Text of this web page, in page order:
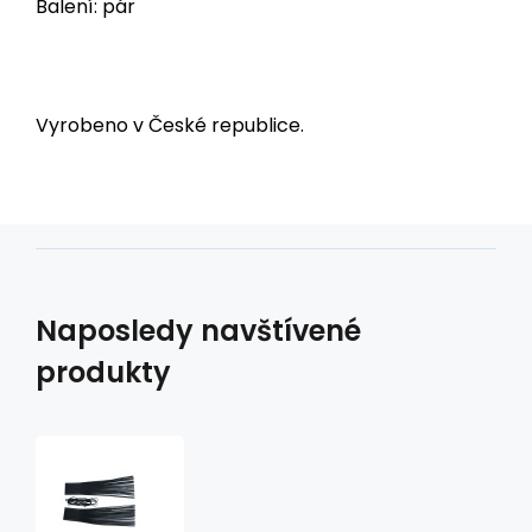
Balení: pár
Vyrobeno v České republice.
Naposledy navštívené
produkty